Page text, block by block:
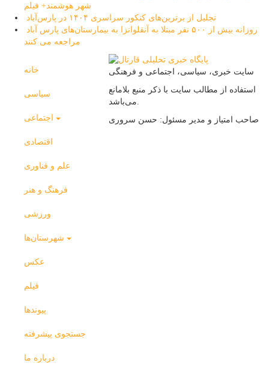
شهر هوشمند+ فیلم
مراجعه می کنند
خانه
سیاسی
اقتصادی
علم و فناوری
فرهنگ و هنر
ورزشی
عکس
فیلم
پیوندها
جستجوی پیشرفته
درباره ما
سایت خبری، سیاسی، اجتماعی و فرهنگی
استفاده از مطالب سایت با ذکر منبع بلامانع
می‌باشد.
صاحب امتیاز و مدیر مسئول: حسن سروری